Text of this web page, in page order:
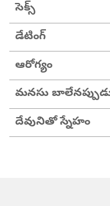
సెక్స్
డేటింగ్
ఆరోగ్యం
మనసు
దేవునితో స్నేహం